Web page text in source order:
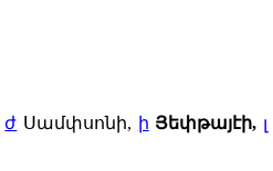
ժ Սամփսոնի, ի Յեփթայէի, լ